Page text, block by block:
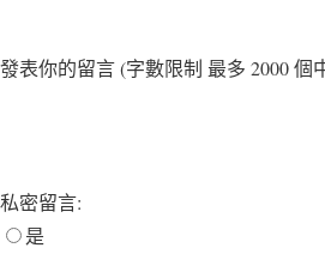
發表你的留言(字數限制 最多 2000 個
私密留言:
是